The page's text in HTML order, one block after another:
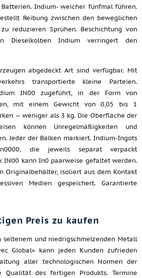
Indium- weicher fünfmal führen.
Reibung zwischen den beweglichen
reduzieren Sprühen. Beschichtung von
Dieselkolben Indium verringert den
abgedeckt Art sind verfügbar. Mit
transportierte kleine Parteien.
IN00 zugeführt, in der Form von
mit einem Gewicht von 0,05 bis 1
— weniger als 3 kg. Die Oberfläche der
können Unregelmäßigkeiten und
Jeder der Balken markiert. Indium-Ingots
die jeweils separat verpackt
IN00 kann In0 paarweise gefaltet werden.
Originalbehälter, isoliert aus dem Kontakt
Medien gespeichert. Garantierte
Preis zu kaufen
seltenem und niedrigschmelzenden Metall
Global» kann jeden Kunden zufrieden
aller technologischen Normen der
Qualität des fertigen Produkts. Termine